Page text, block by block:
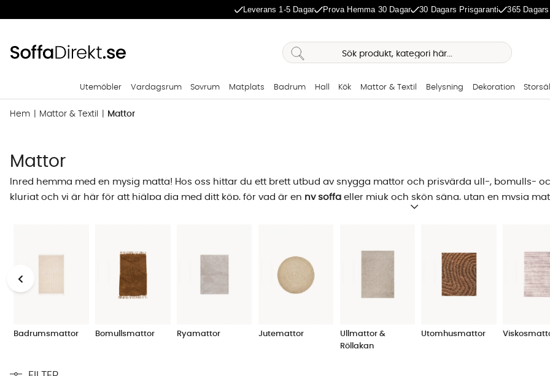
Leverans 1-5 Dagar Prova Hemma 30 Dagar 30 Dagars Prisgaranti 365
Utemöbler Vardagsrum Sovrum Matplats Badrum Hall Kök Mattor & Textil Belysning Dekoration
Hem Mattor & Textil Mattor
Mattor
Inred hemma med en mysig matta! Hos oss hittar du ett brett utbud av snygga mattor och prisvärda ull-, bomulls-
klurigt och vi är här för att hjälpa dig med ditt köp, för vad är en ny soffa eller mjuk och skön säng, utan en mysig
inredningsdetalj som sätter prägel på ett helt rum. Lika självklart som det är för oss att hålla en hög kvalitet på våra
Försök att hitta en stil och storlek som passar för just din matta. Kanske har du en mörk och modern soffa och
med en lite ljusare matta? Eller har du en stor soffgrupp och behöver något rustikt och rejält i form av matta för att
var tänkt från början. Ofta är det ett beslut man sällan ångrar när man väl ser skillnaden.
matta. Söker du en skimrande viskosmatta för att matcha
Badrumsmattor Bomullsmattor Ryamattor Jutemattor
Ullmattor &
Röllakan
Utomhusmattor